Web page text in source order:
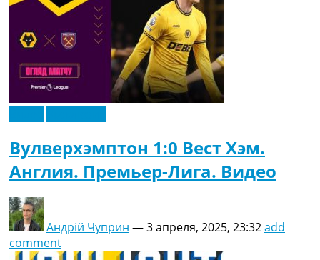
Вулверхэмптон 1:0 Вест Хэм.
Англия. Премьер-Лига. Видео
Андрій Чуприн —3 апреля, 2025, 23:32add
comment